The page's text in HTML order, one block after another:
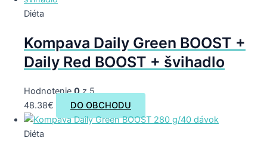
Diéta
Kompava Daily Green BOOST +
Daily Red BOOST + švihadlo
Hodnotenie0z 5
48.38€ DO OBCHODU
Diéta